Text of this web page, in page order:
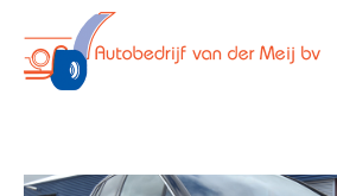
Over ons